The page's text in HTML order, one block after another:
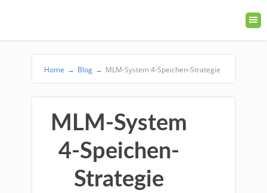
Home → Blog → MLM-System 4-Speichen-Strategie
MLM-System
4-Speichen-
Strategie